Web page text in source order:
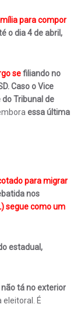
para compor
o dia 4 de abril,
sefiliando no
Caso o Vice
Tribunal de
essa última
para migrar
nos
segue como um
estadual,
tá no exterior
É